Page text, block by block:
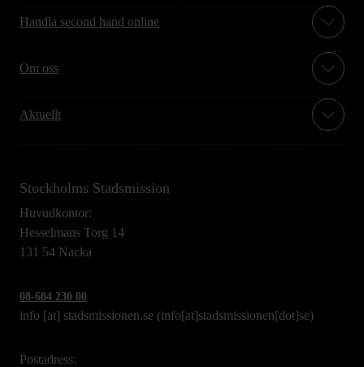
Handla second hand online
Om oss
Aktuellt
Stockholms Stadsmission
Huvudkontor:
Hesselmans Torg 14
131 54 Nacka
08-684 230 00
info [at] stadsmissionen.se (info[at]stadsmissionen[dot]se)
Postadress: